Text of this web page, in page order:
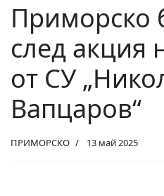
Приморско
след акция
от СУ
Вапцаров“
ПРИМОРСКО 13 май 2025